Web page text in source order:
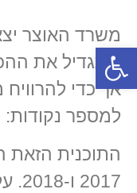
פתח סרגל
משרד האוצר
שתגדיל את
אך כדי
למספר נקודות:
התוכנית הזאת